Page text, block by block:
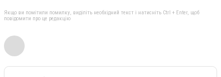
Якщо ви помітили помилку, виділіть необхідний текст і натисніть Ctrl + Enter, щоб
повідомити про це редакцію